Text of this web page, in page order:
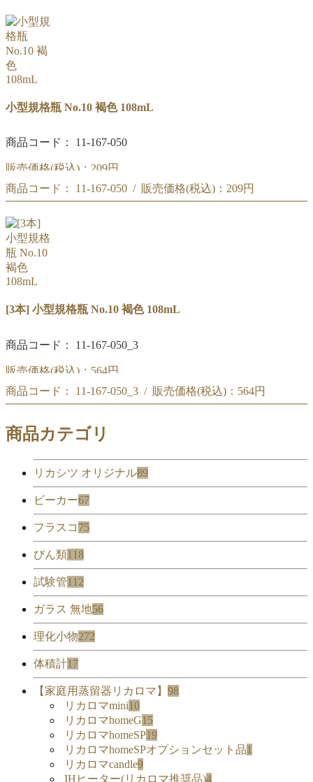
小型規格瓶 No.7 褐色 75.5mL [3本]
小型規格瓶 No.10 褐色 108mL
商品コード： 11-167-050
販売価格(税込)： 209円
小型規格瓶 No.10 褐色 108mL
商品コード： 11-167-050 / 販売価格(税込)： 209円
小型規格瓶 No.10 褐色 108mL
[3本] 小型規格瓶 No.10 褐色 108mL
商品コード： 11-167-050_3
販売価格(税込)： 564円
小型規格瓶 No.10 褐色 108mL [3本]
商品コード： 11-167-050_3 / 販売価格(税込)： 564円
商品カテゴリ
リカシツ オリジナル89
ビーカー67
フラスコ 75
びん類118
試験管112
ガラス 無地56
理化小物272
体積計17
【家庭用蒸留器リカロマ】 98
リカロマmini10
リカロマhomeG15
リカロマhomeSP19
リカロマhomeSPオプションセット品1
リカロマcandle9
IHヒーター(リカロマ推奨品)4